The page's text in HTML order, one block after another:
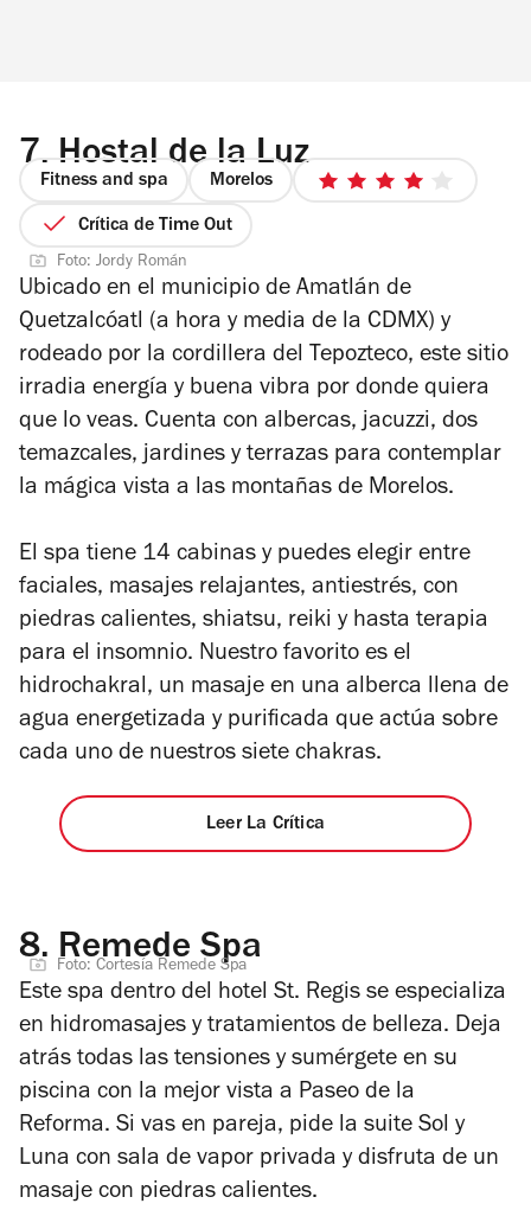
7. Hostal de la Luz
Fitness and spa Morelos
4
estrellas
Crítica de Time Out
Foto: Jordy Román
Ubicado en el municipio de Amatlán de
Quetzalcóatl (a hora y media de la CDMX) y
rodeado por la cordillera del Tepozteco, este sitio
irradia energía y buena vibra por donde quiera
que lo veas. Cuenta con albercas, jacuzzi, dos
temazcales, jardines y terrazas para contemplar
la mágica vista a las montañas de Morelos.
El spa tiene 14 cabinas y puedes elegir entre
faciales, masajes relajantes, antiestrés, con
piedras calientes, shiatsu, reiki y hasta terapia
para el insomnio. Nuestro favorito es el
hidrochakral, un masaje en una alberca llena de
agua energetizada y purificada que actúa sobre
cada uno de nuestros siete chakras.
Leer La Crítica
8. Remede Spa
Foto: Cortesía Remede Spa
Este spa dentro del hotel St. Regis se especializa
en hidromasajes y tratamientos de belleza. Deja
atrás todas las tensiones y sumérgete en su
piscina con la mejor vista a Paseo de la
Reforma. Si vas en pareja, pide la suite Sol y
Luna con sala de vapor privada y disfruta de un
masaje con piedras calientes.